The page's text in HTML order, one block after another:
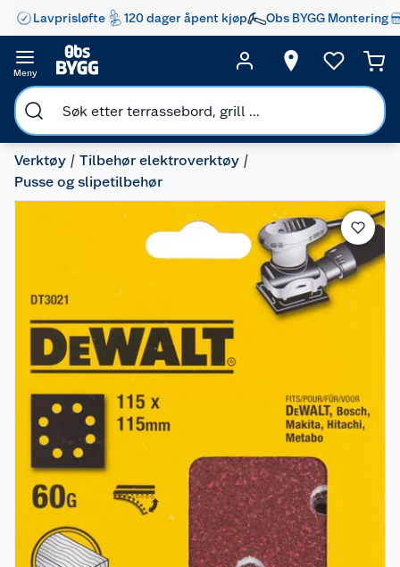
Lavprisløfte 120 dager åpent kjøp Obs BYGG Montering
Meny
Verktøy
Tilbehør elektroverktøy
Pusse og slipetilbehør